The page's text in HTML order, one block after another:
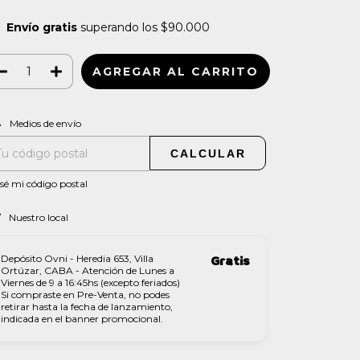
Envío gratis superando los $90.000
para el CP:
Medios de envío
CALCULAR
mi código postal
Nuestro local
Depósito Ovni - Heredia 653, Villa
Ortúzar, CABA - Atención de Lunes a
Viernes de 9 a 16:45hs (excepto feriados)
Si compraste en Pre-Venta, no podes
retirar hasta la fecha de lanzamiento,
indicada en el banner promocional.
Gratis